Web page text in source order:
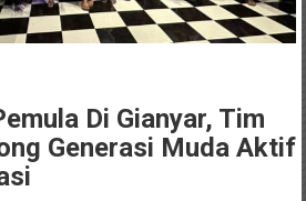
Di Gianyar, Tim
Generasi Muda Aktif